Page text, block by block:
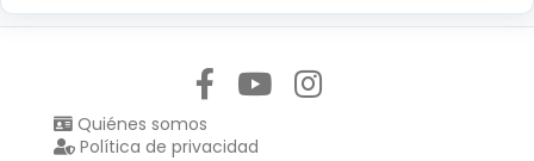
Quiénes somos
Política de privacidad